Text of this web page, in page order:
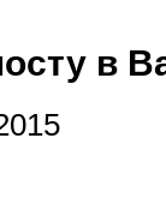
в